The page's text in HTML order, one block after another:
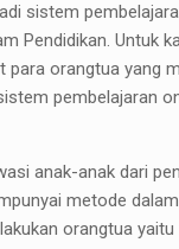
sistem
Pendidikan. Untuk
orangtua yang
pembelajaran
anak-anak dari
metode
orangtua yaitu